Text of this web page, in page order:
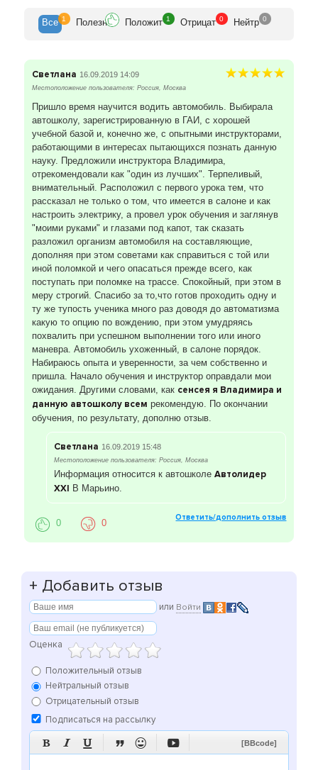
Вождение в плохую погоду (ливень, дождь, гололед,
снегопад) .
Все 1 Полезн Положит 1 Отрицат 0 Нейтр 0
Светлана 16.09.2019 14:09
Местоположение пользователя: Россия, Москва
Пришло время научится водить автомобиль. Выбирала
автошколу, зарегистрированную в ГАИ, с хорошей
учебной базой и, конечно же, с опытными инструкторами,
работающими в интересах пытающихся познать данную
науку. Предложили инструктора Владимира,
отрекомендовали как "один из лучших". Терпеливый,
внимательный. Расположил с первого урока тем, что
рассказал не только о том, что имеется в салоне и как
настроить электрику, а провел урок обучения и заглянув
"моими руками" и глазами под капот, так сказать
разложил организм автомобиля на составляющие,
дополняя при этом советами как справиться с той или
иной поломкой и чего опасаться прежде всего, как
поступать при поломке на трассе. Спокойный, при этом в
меру строгий. Спасибо за то,что готов проходить одну и
ту же тупость ученика много раз доводя до автоматизма
какую то опцию по вождению, при этом умудряясь
похвалить при успешном выполнении того или иного
маневра. Автомобиль ухоженный, в салоне порядок.
Набираюсь опыта и уверенности, за чем собственно и
пришла. Начало обучения и инструктор оправдали мои
ожидания. Другими словами, как сенсея я Владимира и
данную автошколу всем рекомендую. По окончании
обучения, по результату, дополню отзыв.
Светлана 16.09.2019 15:48
Местоположение пользователя: Россия, Москва
Информация относится к автошколе Автолидер
XXI В Марьино.
Ответить/дополнить отзыв
0 0
+ Добавить отзыв
или Войти
Оценка
Положительный отзыв
Нейтральный отзыв
Отрицательный отзыв
Подписаться на рассылку
      [BBcode]